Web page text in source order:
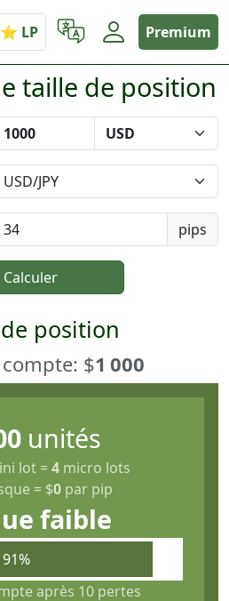
Premium
taille de position
pips
Calculer
position
$1 000
unités
lot =4 micro lots
= $0par pip
faible
91%
après 10 pertes